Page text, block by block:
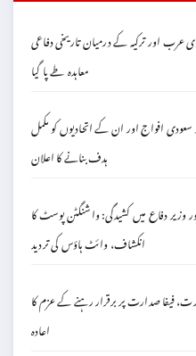
عرب اور ترکیہ کے درمیان تاریخی دفاعی
معاہدہ طے پا گیا
سعودی افواج اور ان کے اتحادیوں کو مکمل
ہدف بنانے کا اعلان
وزیر دفاع میں کشیدگی: واشنگٹن پوسٹ کا
انکشاف، وائٹ ہاؤس کی تردید
فیفا صدارت پر برقرار رہنے کے عزم کا
اعادہ